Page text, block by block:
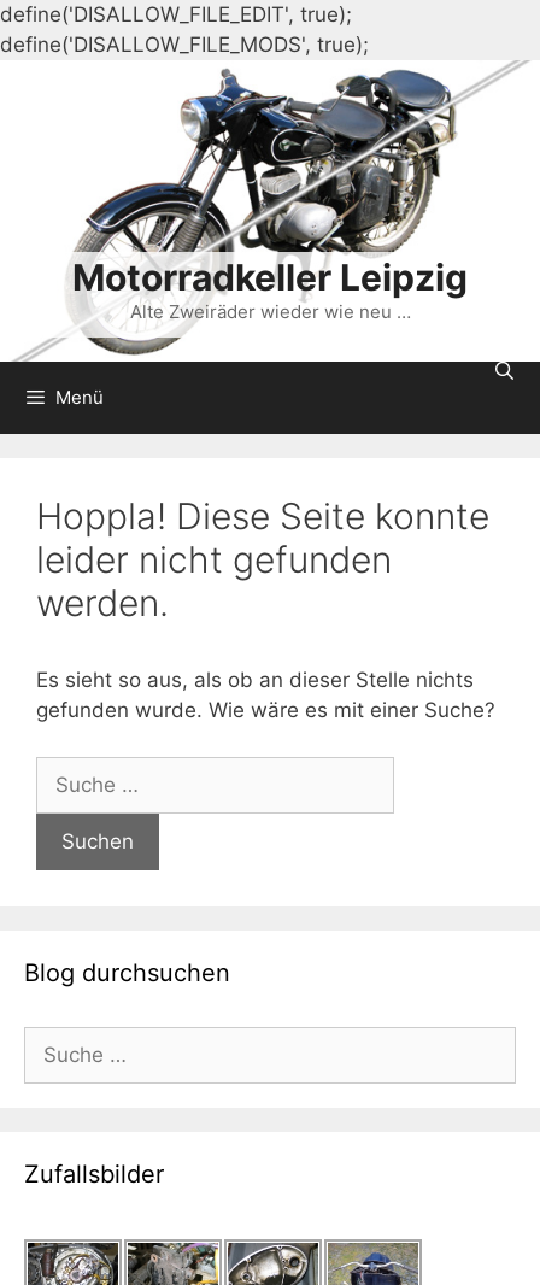
define('DISALLOW_FILE_EDIT', true);
define('DISALLOW_FILE_MODS', true);
Inhalt
springen
Motorradkeller Leipzig
Alte Zweiräder wieder wie neu …
Menü
Hoppla! Diese Seite konnte
leider nicht gefunden
werden.
Es sieht so aus, als ob an dieser Stelle nichts
gefunden wurde. Wie wäre es mit einer Suche?
nach:
Blog durchsuchen
nach:
Zufallsbilder